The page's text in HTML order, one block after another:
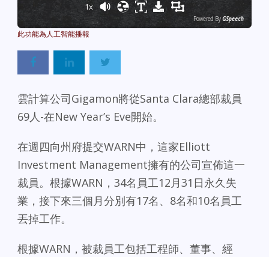
1x
Powered By GSpeech
雲計算公司Gigamon將從Santa Clara總部裁員
69人-在New Year’s Eve開始。
在週四向州府提交WARN中，這家Elliott
Investment Management擁有的公司宣佈這一
裁員。根據WARN，34名員工12月31日永久失
業，接下來三個月分別有17名、8名和10名員工
丟掉工作。
根據WARN，被裁員工包括工程師、董事、經